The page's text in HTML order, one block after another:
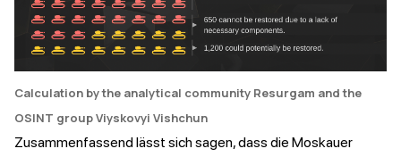
Calculation by the analytical community Resurgam and the
OSINT group Viyskovyi Vishchun
Zusammenfassend lässt sich sagen, dass die Moskauer